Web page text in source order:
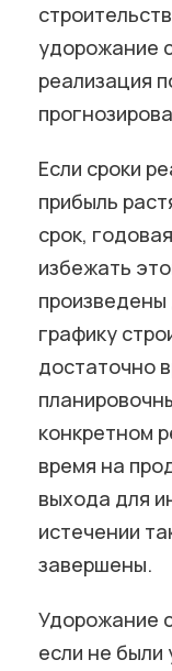
удорожание
реализация
Если сроки
прибыль
срок,
избежать
графику
достаточно
конкретном
время на
выхода для
истечении
завершены.
Удорожание
если не были